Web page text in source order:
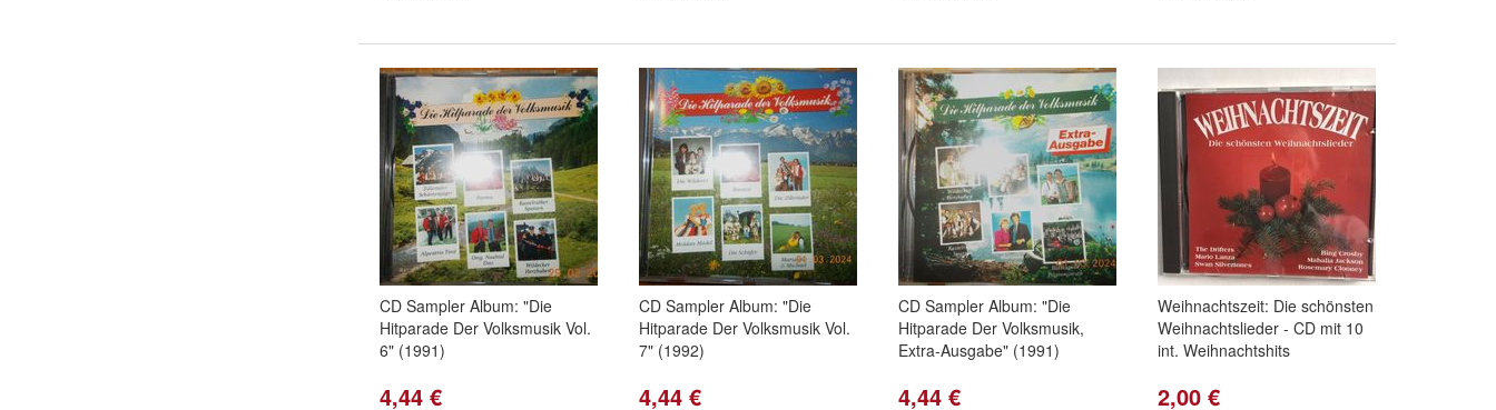
CD Sampler Album: "Die
Hitparade Der Volksmusik Vol.
6" (1991)
4,44 €
CD Sampler Album: "Die
Hitparade Der Volksmusik Vol.
7" (1992)
4,44 €
CD Sampler Album: "Die
Hitparade Der Volksmusik,
Extra-Ausgabe" (1991)
4,44 €
Weihnachtszeit: Die schönsten
Weihnachtslieder - CD mit 10
int. Weihnachtshits
2,00 €